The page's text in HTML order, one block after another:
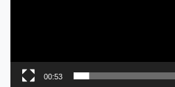
00:53